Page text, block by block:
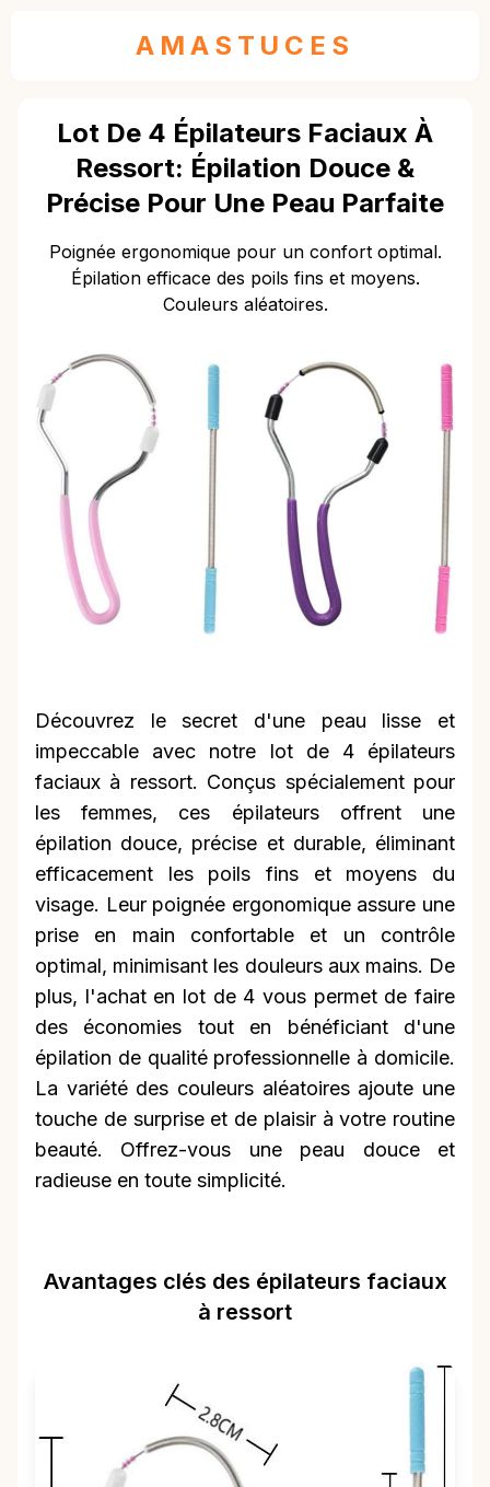
AMASTUCES
Lot De 4 Épilateurs Faciaux À
Ressort: Épilation Douce &
Précise Pour Une Peau Parfaite
Poignée ergonomique pour un confort optimal.
Épilation efficace des poils fins et moyens.
Couleurs aléatoires.
Découvrez le secret d'une peau lisse et
impeccable avec notre lot de 4 épilateurs
faciaux à ressort. Conçus spécialement pour
les femmes, ces épilateurs offrent une
épilation douce, précise et durable, éliminant
efficacement les poils fins et moyens du
visage. Leur poignée ergonomique assure une
prise en main confortable et un contrôle
optimal, minimisant les douleurs aux mains. De
plus, l'achat en lot de 4 vous permet de faire
des économies tout en bénéficiant d'une
épilation de qualité professionnelle à domicile.
La variété des couleurs aléatoires ajoute une
touche de surprise et de plaisir à votre routine
beauté. Offrez-vous une peau douce et
radieuse en toute simplicité.
Avantages clés des épilateurs faciaux
à ressort